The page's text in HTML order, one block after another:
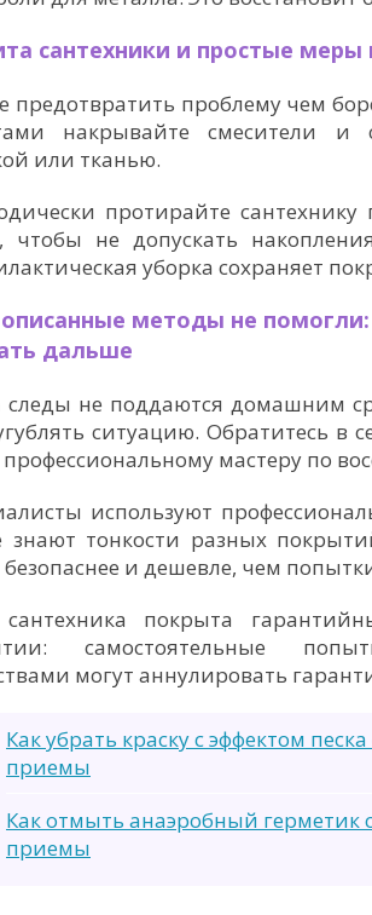
сантехники и простые меры
предотвратить проблему чем
накрывайте смесители и
или тканью.
протирайте
чтобы не допускать
уборка сохраняет
методы не
дальше
следы не поддаются домашним
ситуацию. Обратитесь в
мастеру по
используют
знают тонкости разных
безопаснее и дешевле, чем
покрыта
самостоятельные
могут аннулировать
Как убрать краску с эффектом
приемы
Как отмыть анаэробный герметик
приемы